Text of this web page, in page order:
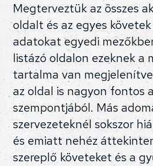
Megterveztük az összes
oldalt és az egyes
adatokat egyedi
listázó oldalon ezeknek a
tartalma van
az oldal is nagyon fontos
szempontjából. Más
szervezeteknél sokszor
és emiatt nehéz
szereplő követeket és a